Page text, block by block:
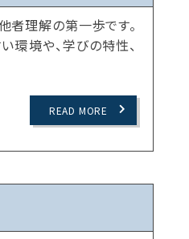
者理解の第一歩です。
環境や、学びの特性、
READ MORE